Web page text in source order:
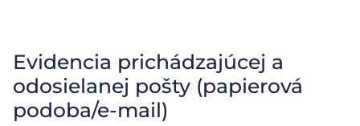
Evidencia prichádzajúcej a
odosielanej pošty (papierová
podoba/e-mail)